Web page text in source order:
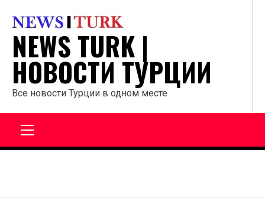
содержанию
NEWS TURK |
НОВОСТИ ТУРЦИИ
Все новости Турции в одном месте